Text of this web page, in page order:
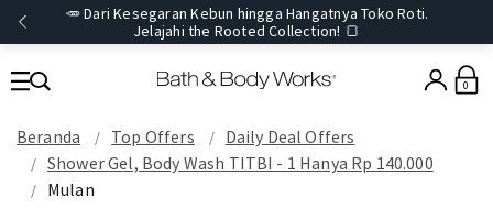
🥕 Dari Kesegaran Kebun hingga Hangatnya Toko Roti.
Jelajahi the Rooted Collection! 🍞
0
Beranda Top Offers
Daily Deal Offers
Shower Gel, Body Wash TITBI - 1 Hanya Rp 140.000
Mulan